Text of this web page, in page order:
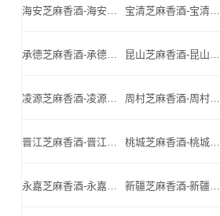
海安芝麻香酒-海安名酒-海安小北门_海安芝麻香酒厂家 宝清芝麻香酒-宝清名酒-宝清小北门_宝清芝麻香酒厂家
承德芝麻香酒-承德名酒-承德小北门_承德芝麻香酒厂家 昆山芝麻香酒-昆山名酒-昆山小北门_昆山芝麻香酒厂家
凌源芝麻香酒-凌源名酒-凌源小北门_凌源芝麻香酒厂家 周村芝麻香酒-周村名酒-周村小北门_周村芝麻香酒厂家
晋江芝麻香酒-晋江名酒-晋江小北门_晋江芝麻香酒厂家 桃城芝麻香酒-桃城名酒-桃城小北门_桃城芝麻香酒厂家
永嘉芝麻香酒-永嘉名酒-永嘉小北门_永嘉芝麻香酒厂家 新疆芝麻香酒-新疆名酒-新疆小北门_新疆芝麻香酒厂家